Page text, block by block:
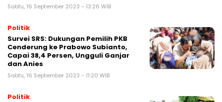
Sabtu, 16 September 2023 - 13:26 WIB
Politik
Survei SRS: Dukungan Pemilih PKB
Cenderung ke Prabowo Subianto,
Capai 38,4 Persen, Ungguli Ganjar
dan Anies
Sabtu, 16 September 2023 - 11:20 WIB
Politik